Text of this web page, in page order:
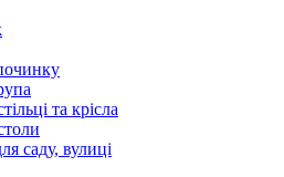
та крісла
саду, вулиці